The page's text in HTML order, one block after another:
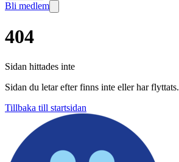
Bli medlem
404
Sidan hittades inte
Sidan du letar efter finns inte eller har flyttats.
Tillbaka till startsidan